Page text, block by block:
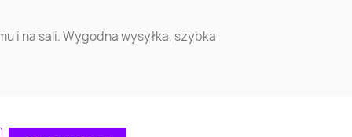
Września
Oświęcim
i na sali. Wygodna wysyłka, szybka